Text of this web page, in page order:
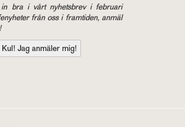
bra i vårt ny­hets­brev i feb­ru­a­ri
från oss i fram­ti­den, anmäl